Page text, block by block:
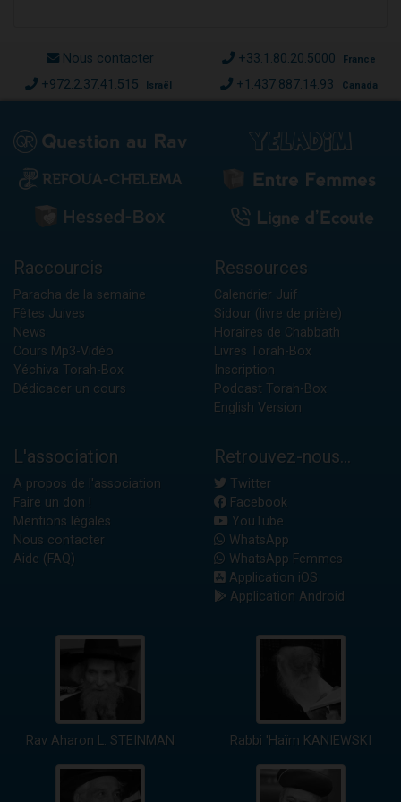
Nous contacter +33.1.80.20.5000 France
+972.2.37.41.515 Israël +1.437.887.14.93 Canada
Raccourcis
Paracha de la semaine
Fêtes Juives
News
Cours Mp3-Vidéo
Yéchiva Torah-Box
Dédicacer un cours
Ressources
Calendrier Juif
Sidour (livre de prière)
Horaires de Chabbath
Livres Torah-Box
Inscription
Podcast Torah-Box
English Version
L'association
A propos de l'association
Faire un don !
Mentions légales
Nous contacter
Aide (FAQ)
Retrouvez-nous...
Twitter
Facebook
YouTube
WhatsApp
WhatsApp Femmes
Application iOS
Application Android
Rav Aharon L. STEINMAN Rabbi 'Haïm KANIEWSKI